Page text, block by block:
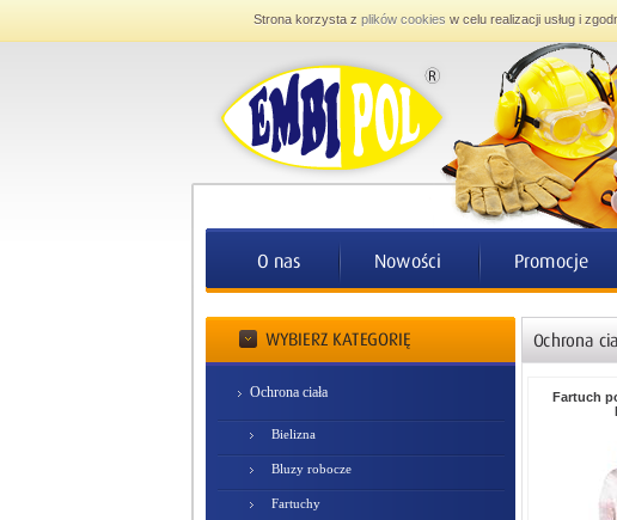
Strona korzysta z plików cookies w celu realizacji usług i
Ochrona ciała
Bielizna
Bluzy robocze
Fartuchy
Fartuch